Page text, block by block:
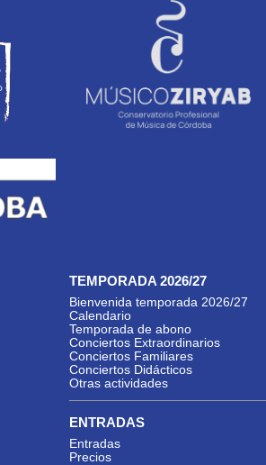
TEMPORADA 2026/27
Bienvenida temporada 2026/27
Calendario
Temporada de abono
Conciertos Extraordinarios
Conciertos Familiares
Conciertos Didácticos
Otras actividades
ENTRADAS
Entradas
Precios